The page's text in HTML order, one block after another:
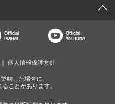
Official
twitter
Official
YouTube
個人情報保護方針
約した場合に、
ことがあります。